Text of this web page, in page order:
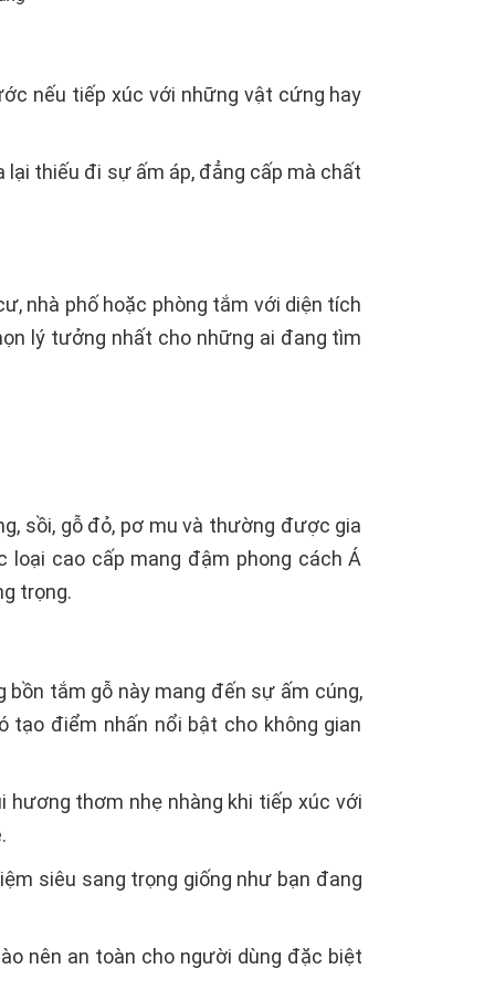
nếu tiếp xúc với những vật cứng hay
thiếu đi sự ấm áp, đẳng cấp mà chất
nhà phố hoặc phòng tắm với diện tích
lý tưởng nhất cho những ai đang tìm
sồi, gỗ đỏ, pơ mu và thường được gia
cao cấp mang đậm phong cách Á
trọng.
tắm gỗ này mang đến sự ấm cúng,
tạo điểm nhấn nổi bật cho không gian
hương thơm nhẹ nhàng khi tiếp xúc với
siêu sang trọng giống như bạn đang
nên an toàn cho người dùng đặc biệt